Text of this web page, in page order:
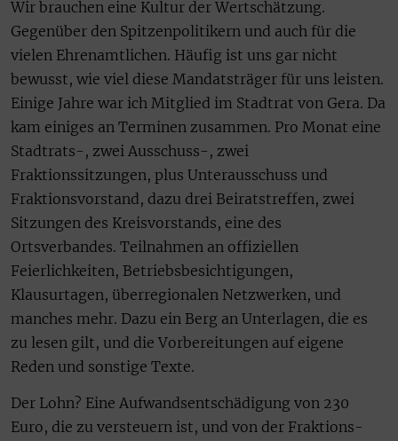
Wir brauchen eine Kultur der Wertschätzung.
Gegenüber den Spitzenpolitikern und auch für die
vielen Ehrenamtlichen. Häufig ist uns gar nicht
bewusst, wie viel diese Mandatsträger für uns leisten.
Einige Jahre war ich Mitglied im Stadtrat von Gera. Da
kam einiges an Terminen zusammen. Pro Monat eine
Stadtrats-, zwei Ausschuss-, zwei
Fraktionssitzungen, plus Unterausschuss und
Fraktionsvorstand, dazu drei Beiratstreffen, zwei
Sitzungen des Kreisvorstands, eine des
Ortsverbandes. Teilnahmen an offiziellen
Feierlichkeiten, Betriebsbesichtigungen,
Klausurtagen, überregionalen Netzwerken, und
manches mehr. Dazu ein Berg an Unterlagen, die es
zu lesen gilt, und die Vorbereitungen auf eigene
Reden und sonstige Texte.
Der Lohn? Eine Aufwandsentschädigung von 230
Euro, die zu versteuern ist, und von der Fraktions-